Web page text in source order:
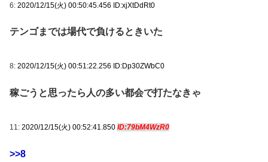
6: 2020/12/15(火) 00:50:45.456 ID:xjXtDdRt0
テンゴまでは場代で負けるときいた
8: 2020/12/15(火) 00:51:22.256 ID:Dp30ZWbC0
稼ごうと思ったら人の多い都会で打たなきゃ
11: 2020/12/15(火) 00:52:41.850 ID:79bM4WzR0
>>8